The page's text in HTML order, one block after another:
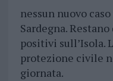
nessun nuovo
Sardegna.
positivi sull’Isola.
protezione civile
giornata.